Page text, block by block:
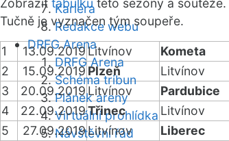
Kariéra
Redakce webu
DRFG Arena
DRFG Arena
Schéma tribun
Plánek areny
Virtuální prohlídka
Návštěvní řád
Zobrazit tabulku této sezóny a soutěže.
Tučně je vyznačen tým soupeře.
1 13.09.2019Litvínov Kometa
2
15.09.2019 Plzeň Litvínov
3
20.09.2019 Litvínov Pardubice
4
22.09.2019Třinec Litvínov
5
27.09.2019Litvínov Liberec